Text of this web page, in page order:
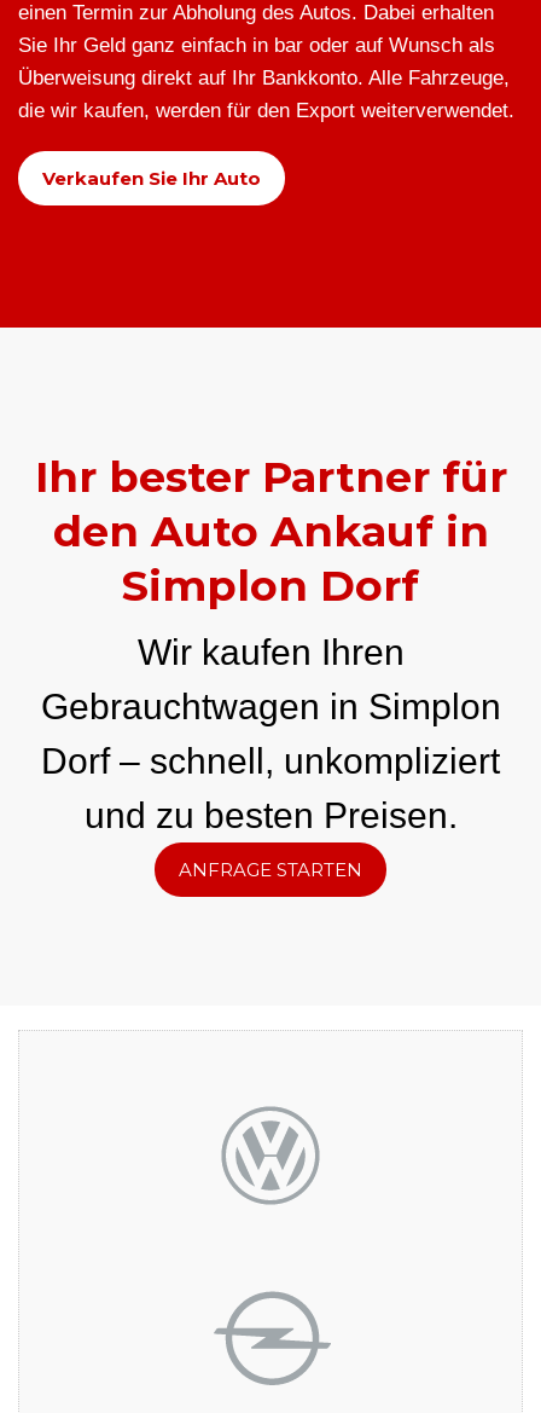
einen Termin zur Abholung des Autos. Dabei erhalten
Sie Ihr Geld ganz einfach in bar oder auf Wunsch als
Überweisung direkt auf Ihr Bankkonto. Alle Fahrzeuge,
die wir kaufen, werden für den Export weiterverwendet.
Verkaufen Sie Ihr Auto
Ihr bester Partner für
den Auto Ankauf in
Simplon Dorf
Wir kaufen Ihren
Gebrauchtwagen in Simplon
Dorf – schnell, unkompliziert
und zu besten Preisen.
ANFRAGE STARTEN